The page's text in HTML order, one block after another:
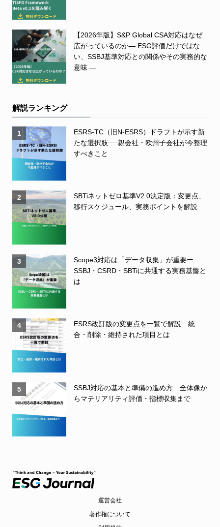
【2026年版】S&P Global CSA対応はなぜ
広がっているのか― ESG評価だけではな
い、SSBJ基準対応との関係やその実務的な
意味 ―
解説ランキング
1
ESRS-TC（旧N-ESRS）ドラフトが示す新
たな選択肢──親会社・欧州子会社が今整理
すべきこと
2
SBTiネットゼロ基準V2.0決定版：変更点、
移行スケジュール、実務ポイントを解説
3
Scope3対応は「データ収集」が重要ー
SSBJ・CSRD・SBTiに共通する実務基盤と
は
4
ESRS改訂版の変更点を一覧で解説 統
合・削除・維持された項目とは
5
SSBJ対応の基本と準備の進め方 全体像か
らマテリアリティ評価・指標収集まで
運営会社
著作権について